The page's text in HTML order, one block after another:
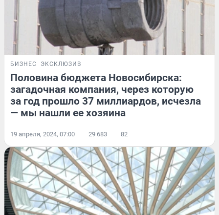
БИЗНЕС ЭКСКЛЮЗИВ
Половина бюджета Новосибирска:
загадочная компания, через которую
за год прошло 37 миллиардов, исчезла
— мы нашли ее хозяина
19 апреля, 2024, 07:00 29 683 82